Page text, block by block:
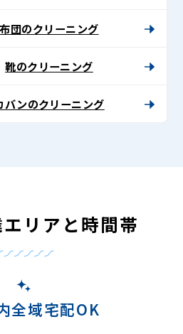
布団のクリーニング
靴のクリーニング
バンのクリーニング
リアと時間帯
全域宅配OK